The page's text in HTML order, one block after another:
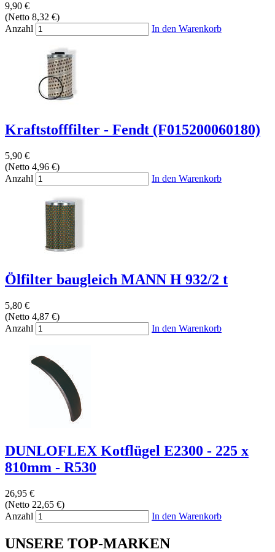
9,90 €
(Netto 8,32 €)
Anzahl
In den Warenkorb
Kraftstofffilter - Fendt (F015200060180)
5,90 €
(Netto 4,96 €)
Anzahl
In den Warenkorb
Ölfilter baugleich MANN H 932/2 t
5,80 €
(Netto 4,87 €)
Anzahl
In den Warenkorb
DUNLOFLEX Kotflügel E2300 - 225 x
810mm - R530
26,95 €
(Netto 22,65 €)
Anzahl
In den Warenkorb
UNSERE TOP-MARKEN